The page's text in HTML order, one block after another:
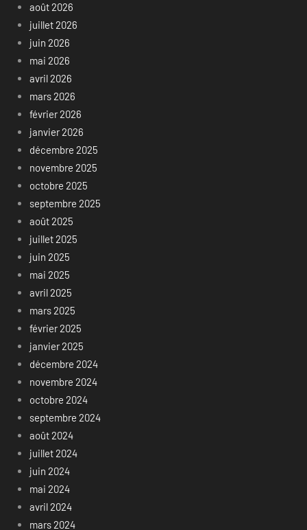
août 2026
juillet 2026
juin 2026
mai 2026
avril 2026
mars 2026
février 2026
janvier 2026
décembre 2025
novembre 2025
octobre 2025
septembre 2025
août 2025
juillet 2025
juin 2025
mai 2025
avril 2025
mars 2025
février 2025
janvier 2025
décembre 2024
novembre 2024
octobre 2024
septembre 2024
août 2024
juillet 2024
juin 2024
mai 2024
avril 2024
mars 2024